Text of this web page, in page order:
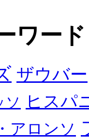
ワード
ザウバー
ソ ヒスパ
アロンソ